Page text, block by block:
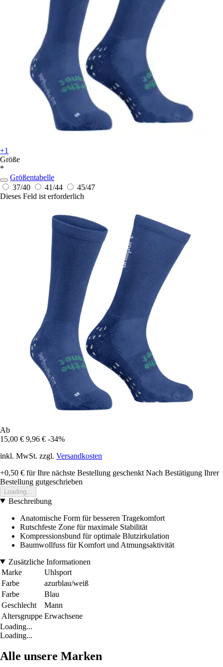
+1
Größe
*
Größentabelle
37/40
41/44
45/47
Dieses Feld ist erforderlich
Ab
15,00 € 9,96 € -34%
inkl. MwSt. zzgl. Versandkosten
+0,50 € für Ihre nächste Bestellung geschenkt Nach Bestätigung Ihrer
Bestellung gutgeschrieben
Loading...
Beschreibung
Anatomische Form für besseren Tragekomfort
Rutschfeste Zone für maximale Stabilität
Kompressionsbund für optimale Blutzirkulation
Baumwollfuss für Komfort und Atmungsaktivität
Zusätzliche Informationen
Marke
Uhlsport
Farbe
azurblau/weiß
Farbe
Blau
Geschlecht
Mann
Altersgruppe Erwachsene
Loading...
Loading...
Alle unsere Marken